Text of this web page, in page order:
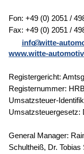
Fon: +49 (0) 2051 /
Fax: +49 (0) 2051 /
info witte-
www.witte-
Registergericht:
Registernummer:
Umsatzsteuer-
Umsatzsteuergesetz:
General Manager:
Schultheiß, Dr. Tobias